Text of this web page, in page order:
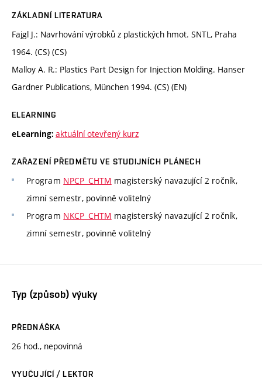
ZÁKLADNÍ LITERATURA
Fajgl J.: Navrhování výrobků z plastických hmot. SNTL, Praha
1964. (CS) (CS)
Malloy A. R.: Plastics Part Design for Injection Molding. Hanser
Gardner Publications, München 1994. (CS) (EN)
ELEARNING
eLearning: aktuální otevřený kurz
ZAŘAZENÍ PŘEDMĚTU VE STUDIJNÍCH PLÁNECH
Program NPCP_CHTM magisterský navazující 2 ročník,
zimní semestr, povinně volitelný
Program NKCP_CHTM magisterský navazující 2 ročník,
zimní semestr, povinně volitelný
Typ (způsob) výuky
PŘEDNÁŠKA
26 hod., nepovinná
VYUČUJÍCÍ / LEKTOR